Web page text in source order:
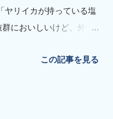
ヤリイカが持っている塩
においしいけど、外套
美味しそうですね😅 私
この記事を見る